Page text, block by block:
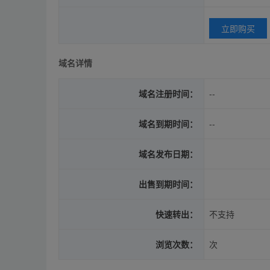
立即购买
域名详情
域名注册时间： --
域名到期时间： --
域名发布日期：
出售到期时间：
快速转出： 不支持
浏览次数： 次